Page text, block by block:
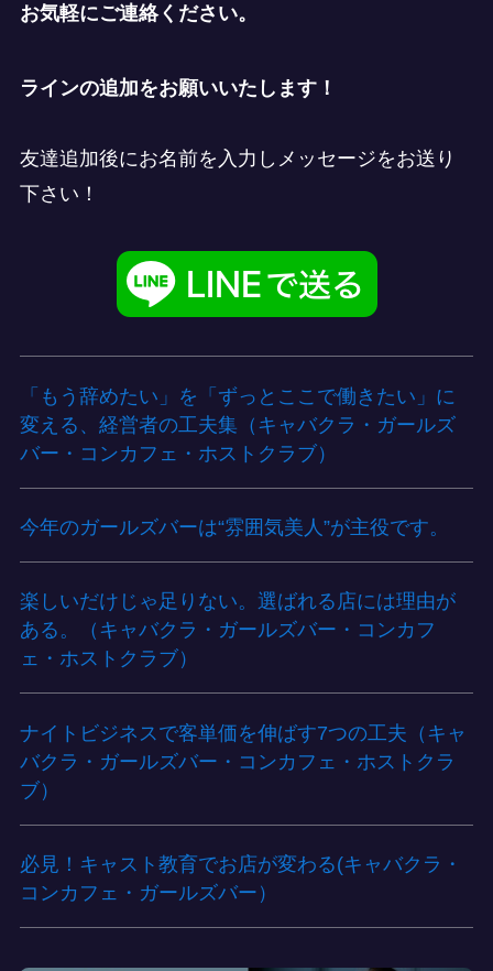
お気軽にご連絡ください。
ラインの追加をお願いいたします！
友達追加後にお名前を入力しメッセージをお送り
下さい！
「もう辞めたい」を「ずっとここで働きたい」に
変える、経営者の工夫集（キャバクラ・ガールズ
バー・コンカフェ・ホストクラブ）
今年のガールズバーは“雰囲気美人”が主役です。
楽しいだけじゃ足りない。選ばれる店には理由が
ある。（キャバクラ・ガールズバー・コンカフ
ェ・ホストクラブ）
ナイトビジネスで客単価を伸ばす7つの工夫（キャ
バクラ・ガールズバー・コンカフェ・ホストクラ
ブ）
必見！キャスト教育でお店が変わる(キャバクラ・
コンカフェ・ガールズバー）